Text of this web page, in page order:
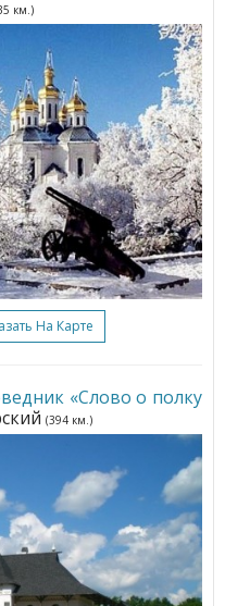
км.)
На Карте
«Слово о полку
(394 км.)